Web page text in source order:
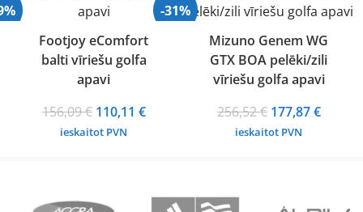
Footjoy eComfort
balti vīriešu golfa
apavi
156,09€ Original
price
110,11 €Current
ieskaitot PVN
-31%
Mizuno Genem WG
GTX BOA pelēki/zili
vīriešu golfa apavi
256,52€ Original
price
177,87€
ieskaitot PVN